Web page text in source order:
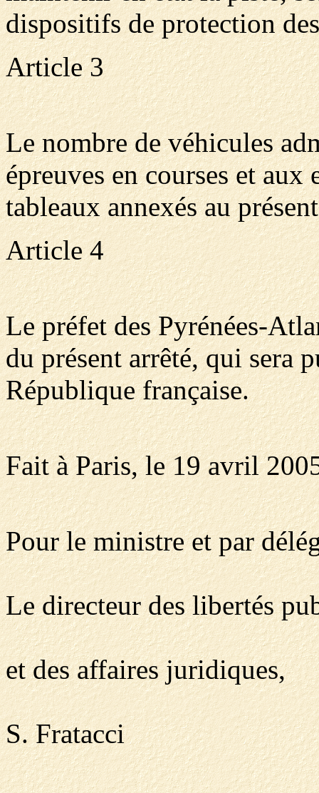
dispositifs de protection
Article 3
Le nombre de véhicules
épreuves en courses et
tableaux annexés au
Article 4
Le préfet des Pyrénées-
du présent arrêté, qui sera
République française.
Fait à Paris, le 19 avril
Pour le ministre et par
Le directeur des libertés
et des affaires juridiques,
S. Fratacci